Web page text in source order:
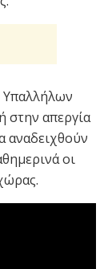
Υπαλλήλων
στην απεργία
αναδειχθούν
οι